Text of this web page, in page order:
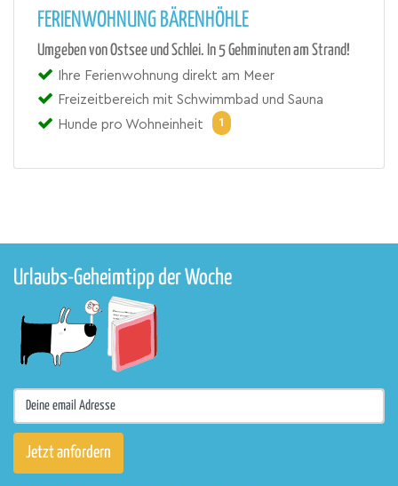
FERIENWOHNUNG BÄRENHÖHLE
Umgeben von Ostsee und Schlei. In 5 Gehminuten am Strand!
Ihre Ferienwohnung direkt am Meer
Freizeitbereich mit Schwimmbad und Sauna
Hunde pro Wohneinheit
1
Urlaubs-Geheimtipp der Woche